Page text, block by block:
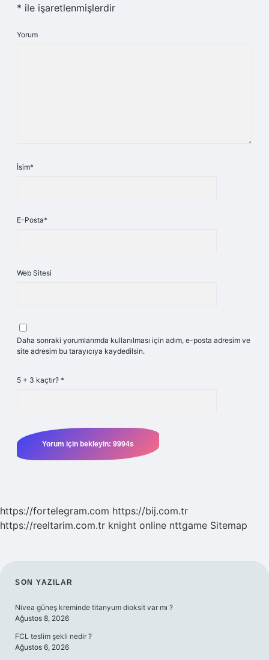
* ile işaretlenmişlerdir
Yorum
İsim*
E-Posta*
Web Sitesi
Daha sonraki yorumlarımda kullanılması için adım, e-posta adresim ve
site adresim bu tarayıcıya kaydedilsin.
5 + 3 kaçtır? *
https://fortelegram.com https://bij.com.tr
https://reeltarim.com.tr knight online nttgame Sitemap
SIDEBAR
SON YAZILAR
Nivea güneş kreminde titanyum dioksit var mı ?
Ağustos 8, 2026
FCL teslim şekli nedir ?
Ağustos 6, 2026